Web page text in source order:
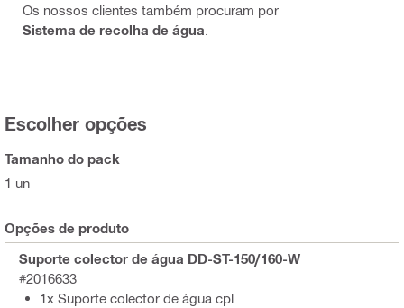
Os nossos clientes também procuram por
Sistema de recolha de água
Escolher opções
Tamanho do pack
1 un
Opções de produto
Suporte colector de água DD-ST-150/160-W
#2016633
1x Suporte colector de água cpl